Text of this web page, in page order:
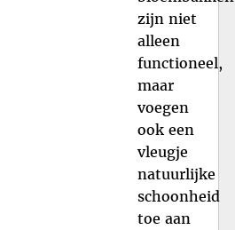
zijn niet
alleen
functioneel,
maar
voegen
ook een
vleugje
natuurlijke
schoonheid
toe aan